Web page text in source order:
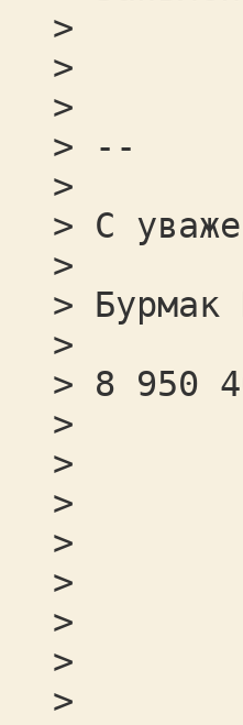
>
>
>
> --
>
> С
>
> Бурмак
>
> 8 950
>
>
>
>
>
>
>
>